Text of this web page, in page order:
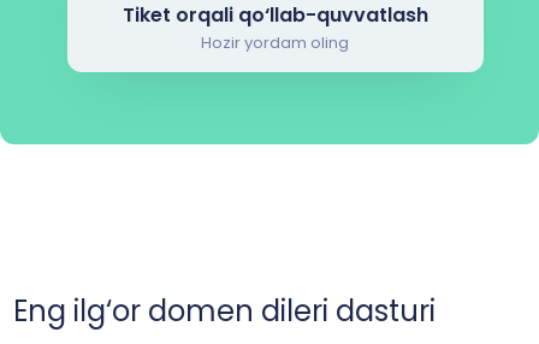
Tiket orqali qo‘llab-quvvatlash
Hozir yordam oling
Eng ilg‘or domen dileri dasturi